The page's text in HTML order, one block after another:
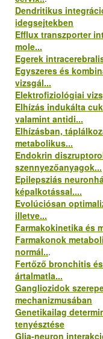
Dendritikus
idegsejtekben
Efflux transzporter
mole...
Egerek
Egyszeres és
vizsgál...
Elektrofiziológiai
Elhízás indukálta
valamint antidi...
Elhízásban,
metabolikus...
Endokrin
szennyezőanyagok...
Epilepsziás
képalkotással....
Evolúciósan
illetve...
Farmakokinetika és
Farmakonok
normál...
Fertőző bronchitis
ártalmatla...
Gangliozidok
mechanizmusában
Genetikailag
tenyésztése
Glia-neuron